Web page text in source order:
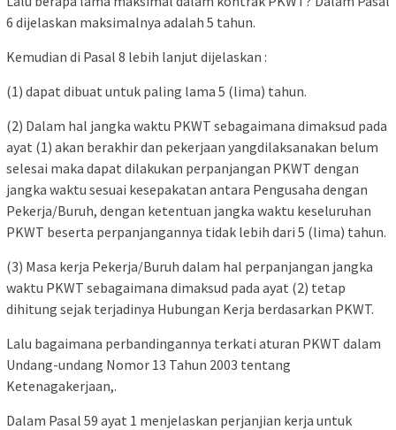
6 dijelaskan maksimalnya adalah 5 tahun.
Kemudian di Pasal 8 lebih lanjut dijelaskan :
(1) dapat dibuat untuk paling lama 5 (lima) tahun.
(2) Dalam hal jangka waktu PKWT sebagaimana dimaksud pada
ayat (1) akan berakhir dan pekerjaan yangdilaksanakan belum
selesai maka dapat dilakukan perpanjangan PKWT dengan
jangka waktu sesuai kesepakatan antara Pengusaha dengan
Pekerja/Buruh, dengan ketentuan jangka waktu keseluruhan
PKWT beserta perpanjangannya tidak lebih dari 5 (lima) tahun.
(3) Masa kerja Pekerja/Buruh dalam hal perpanjangan jangka
waktu PKWT sebagaimana dimaksud pada ayat (2) tetap
dihitung sejak terjadinya Hubungan Kerja berdasarkan PKWT.
Lalu bagaimana perbandingannya terkati aturan PKWT dalam
Undang-undang Nomor 13 Tahun 2003 tentang
Ketenagakerjaan,.
Dalam Pasal 59 ayat 1 menjelaskan perjanjian kerja untuk